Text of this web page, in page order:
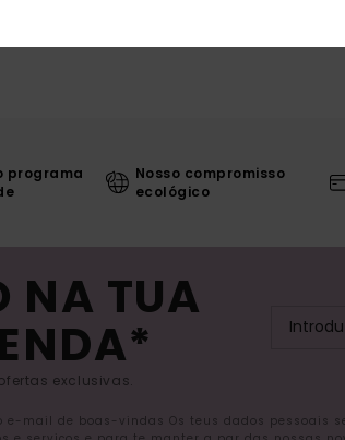
programa
Nosso compromisso
ecológico
NA TUA
exclusivas.
de boas-vindas Os teus dados pessoais